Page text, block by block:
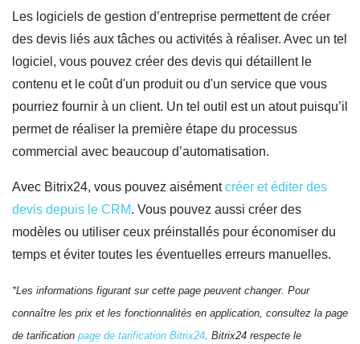
Les logiciels de gestion d’entreprise permettent de créer
des devis liés aux tâches ou activités à réaliser. Avec un tel
logiciel, vous pouvez créer des devis qui détaillent le
contenu et le coût d'un produit ou d'un service que vous
pourriez fournir à un client. Un tel outil est un atout puisqu’il
permet de réaliser la première étape du processus
commercial avec beaucoup d’automatisation.
Avec Bitrix24, vous pouvez aisémentcréer et éditer des
devis depuis le CRM. Vous pouvez aussi créer des
modèles ou utiliser ceux préinstallés pour économiser du
temps et éviter toutes les éventuelles erreurs manuelles.
*Les informations figurant sur cette page peuvent changer. Pour
connaître les prix et les fonctionnalités en application, consultez la page
de tarification page de tarification Bitrix24. Bitrix24 respecte le